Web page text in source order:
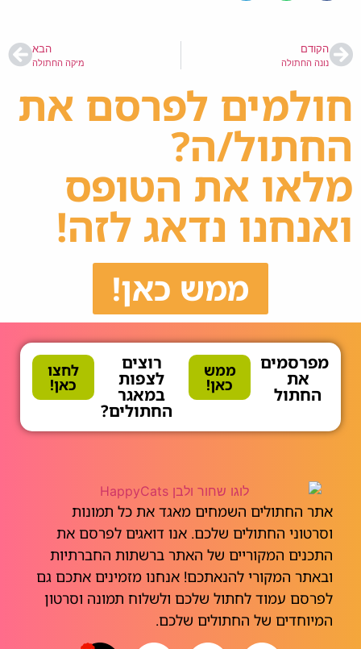
הקודם
נונה החתולה
הבא
מיקה החתולה
חולמים לפרסם את
החתול/ה?
מלאו את הטופס
ואנחנו נדאג לזה!
ממש כאן!
מפרסמים
את
החתול
ממש
כאן!
רוצים
לצפות
במאגר
החתולים?
לחצו
כאן!
אתר החתולים השמחים מאגד את כל תמונות
וסרטוני החתולים שלכם. אנו דואגים לפרסם את
התכנים המקוריים של האתר ברשתות החברתיות
ובאתר המקורי להנאתכם! אנחנו מזמינים אתכם גם
לפרסם עמוד לחתול שלכם ולשלוח תמונה וסרטון
המיוחדים של החתולים שלכם.